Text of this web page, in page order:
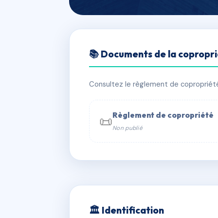
LINE
📍 39 Avenue du Général de Gaulle
📞 Contacter Syndic Digital
📚 Documents de la
Consultez le règlement de
📜Règlement de copropriété
Non publié
🏛 Identification